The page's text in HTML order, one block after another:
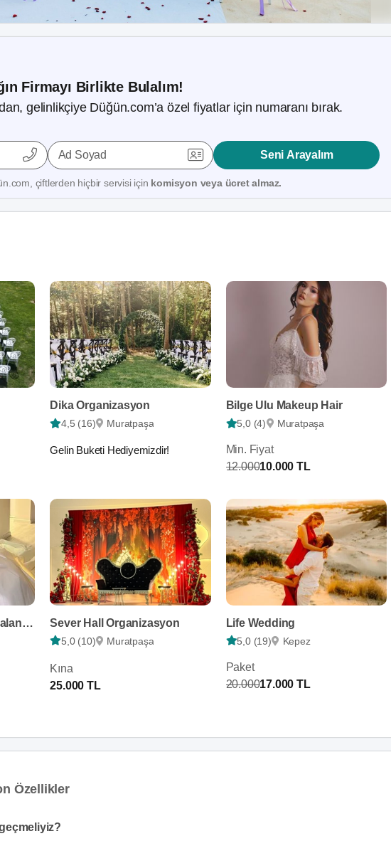
Firmayı Birlikte Bulalım!
gelinlikçiye Düğün.com’a özel fiyatlar için numaranı bırak.
Ad Soyad Seni Arayalım
çiftlerden hiçbir servisi için komisyon veya ücret almaz.
Dika Organizasyon
4,5 (16) Muratpaşa
Gelin Buketi Hediyemizdir!
Bilge Ulu Makeup Hair
5,0 (4) Muratpaşa
Min. Fiyat
12.00010.000 TL
Emrah Çelik & Hacer Akalan Hair & Makeup Sever Hall Organizasyon
5,0 (10) Muratpaşa
Kına
25.000 TL
Life Wedding
5,0 (19) Kepez
Paket
20.00017.000 TL
Özellikler